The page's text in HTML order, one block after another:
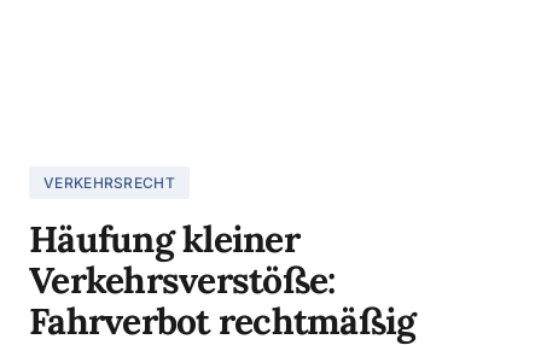
VERKEHRSRECHT
Häufung kleiner
Verkehrsverstöße:
Fahrverbot rechtmäßig